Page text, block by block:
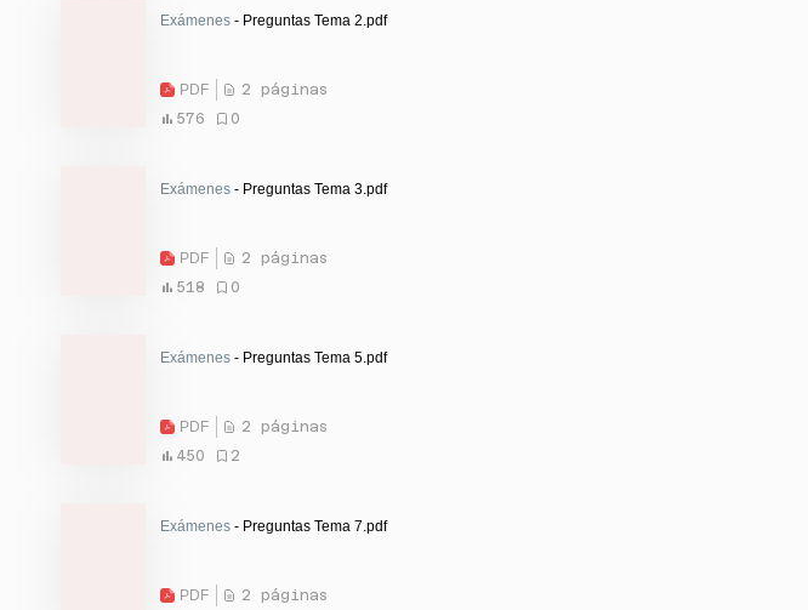
Exámenes - Preguntas Tema 2.pdf
PDF
2 páginas
576
0
Exámenes - Preguntas Tema 3.pdf
PDF
2 páginas
518
0
Exámenes - Preguntas Tema 5.pdf
PDF
2 páginas
450
2
Exámenes - Preguntas Tema 7.pdf
PDF
2 páginas